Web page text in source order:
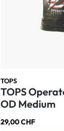
TOPS
TOPS
OD Medium
29,00 CHF